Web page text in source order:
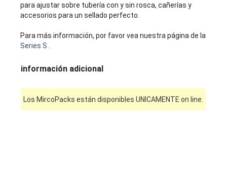
para ajustar sobre tubería con y sin rosca, cañerías y
accesorios para un sellado perfecto.
Para más información, por favor vea nuestra página de la
Series S
información adicional
Los MircoPacks están disponibles UNICAMENTE on line.